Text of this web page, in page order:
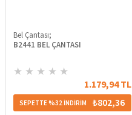
Bel Çantası;
B2441 BEL ÇANTASI
★ ★ ★ ★ ★
1.179,94 TL
SEPETTE %32 İNDİRİM ₺802,36